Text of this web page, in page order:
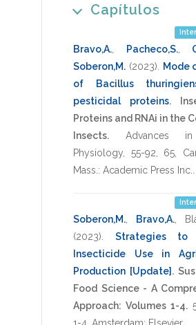
Capítulos
Bravo,A. Pacheco,S.,
Soberon,M. (2023)
Mode
of Bacillus
pesticidal proteins.
Proteins and RNAi in the
Insects.
Advances
Physiology
55-92 65
Mass.: Academic Press Inc.
Soberon,M. Bravo,A.
(2023)
Strategies to
Insecticide Use in
Production [Update].
Food Science - A
Approach: Volumes 1-4.
1-4 Amsterdam: Elsevier.